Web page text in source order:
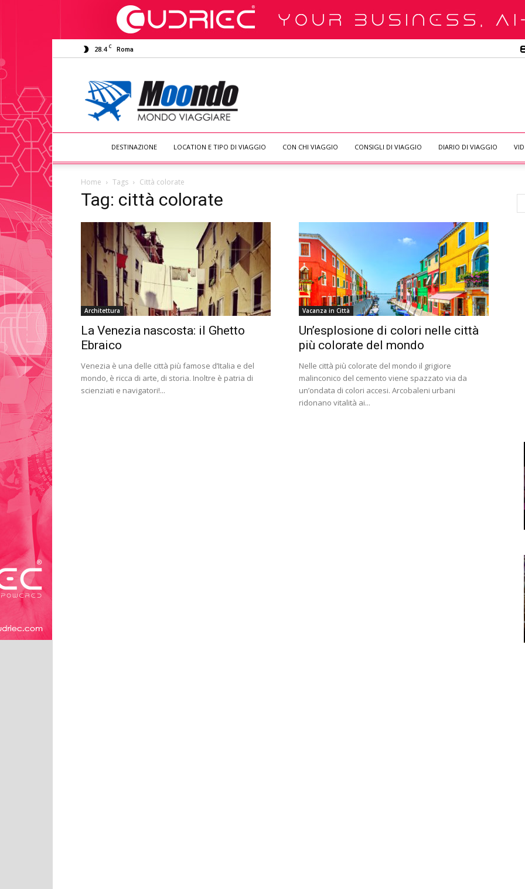
28.4 C Roma
Moondo
Viaggiare
DESTINAZIONE LOCATION E TIPO DI VIAGGIO CON CHI VIAGGIO CONSIGLI DI VIAGGIO DIARIO DI VIAGGIO
Home Tags Città colorate
Tag: città colorate
Architettura
La Venezia nascosta: il Ghetto
Ebraico
Venezia è una delle città più famose d’Italia e del
mondo, è ricca di arte, di storia. Inoltre è patria di
scienziati e navigatori!...
Vacanza in Città
Un’esplosione di colori nelle città
più colorate del mondo
Nelle città più colorate del mondo il grigiore
malinconico del cemento viene spazzato via da
un’ondata di colori accesi. Arcobaleni urbani
ridonano vitalità ai...